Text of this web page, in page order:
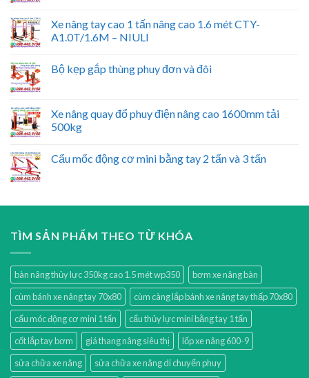
Xe nâng tay cao 1 tấn nâng cao 1.6 mét CTY-
A1.0T/1.6M – NIULI
Bộ kẹp gắp thùng phuy đơn và đôi
Xe nâng quay đổ phuy điện nâng cao 1600mm tải
500kg
Cẩu mốc động cơ mini bằng tay 2 tấn và 3 tấn
TÌM SẢN PHẨM THEO TỪ KHÓA
bàn nâng thủy lực 350kg cao 1.5 mét wp350
bơm xe nâng bàn
cùm bánh xe nâng tay 70x80
cùm càng lắp bánh xe nâng tay thấp 70x80
cẩu móc động cơ mini 1 tấn
cẩu thủy lực mini bằng tay 1 tấn
cốt lắp tay bơm
giá thang nâng siêu thị
lốp xe nâng 600-9
sửa chữa xe nâng
sửa chữa xe nâng di chuyển phuy